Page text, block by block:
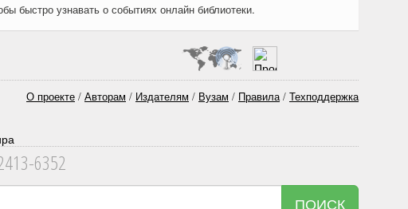
быстро узнавать о событиях онлайн библиотеки.
О проекте / Авторам / Издателям / Вузам / Правила/ Техподдержка
6352
ПОИСК